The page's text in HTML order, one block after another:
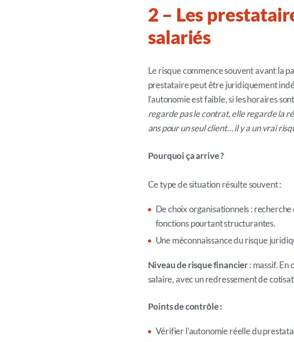
2 – Les p
salariés
Le risque commence souvent avant la
prestataire peut être juridiquement
l’autonomie est faible, si les horaires
regarde pas le contrat, elle regarde la
ans pour un seul client… il y a un vrai
Pourquoi ça arrive ?
Ce type de situation résulte souvent :
De choix organisationnels :
fonctions pourtant structurantes.
Une méconnaissance du risque
Niveau de risque financier: massif.
salaire, avec un redressement de
Points de contrôle :
Vérifier l’autonomie réelle du